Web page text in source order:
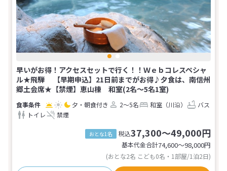
早いがお得！アクセスセットで行く！！Ｗｅｂコレスペシャ
ル★飛騨 【早期申込】21日前までがお得♪夕食は、南信州
郷土会席★【禁煙】恵山棟 和室(2名～5名1室)
夕・朝食付き 2～5名 和室（川沿）
バス
トイレ
禁煙
おとな1名 税込37,300～49,000円
基本代金合計74,600〜98,000円
(おとな2名 こども0名・1部屋/1泊2日)